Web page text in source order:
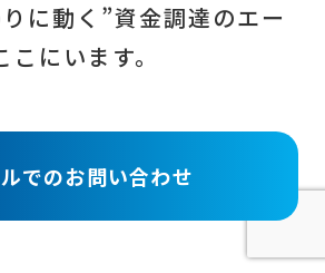
に動く”資金調達のエー
にいます。
でのお問い合わせ